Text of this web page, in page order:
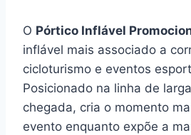
O Pórtico Inflável
inflável mais associado a
cicloturismo e eventos
Posicionado na linha de
chegada, cria o momento
evento enquanto expõe a